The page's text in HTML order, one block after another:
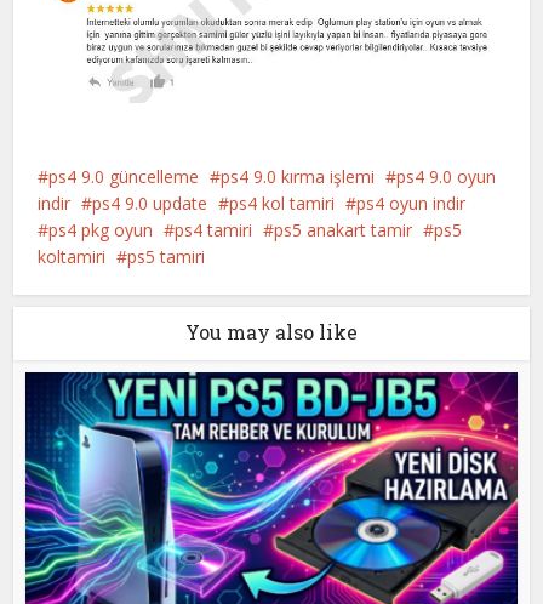
ps4 9.0 güncelleme ps4 9.0 kırma işlemi
ps4 9.0 oyun
indir
ps4 9.0 update ps4 kol tamiri
ps4 oyun indir
ps4 pkg oyun
ps4 tamiri ps5 anakart tamir
ps5
koltamiri
ps5 tamiri
You may also like